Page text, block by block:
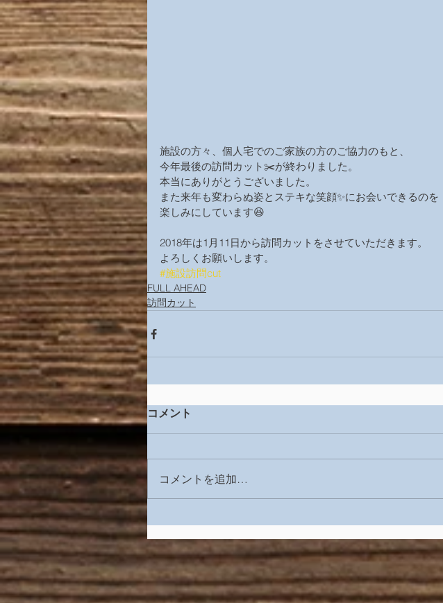
施設の方々、個人宅でのご家族の方のご協力のもと、
今年最後の訪問カット✂️が終わりました。
本当にありがとうございました。
また来年も変わらぬ姿とステキな笑顔✨にお会いできるのを
楽しみにしています😆
2018年は1月11日から訪問カットをさせていただきます。
よろしくお願いします。
#施設訪問cut
FULL AHEAD
訪問カット
コメント
コメントを追加…